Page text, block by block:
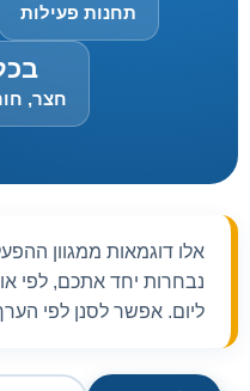
תחנות פעילות
חצר,
אלו דוגמאות ממגוון
נבחרות יחד אתכם, לפי
ליום. אפשר לסנן לפי